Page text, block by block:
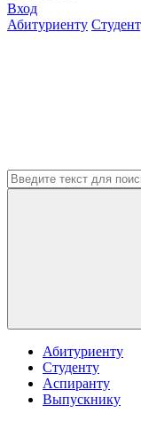
Вход
Абитуриенту
Абитуриенту
Студенту
Аспиранту
Выпускнику